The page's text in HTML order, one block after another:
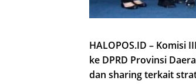
HALOPOS.ID – Komisi
ke DPRD Provinsi
dan sharing terkait